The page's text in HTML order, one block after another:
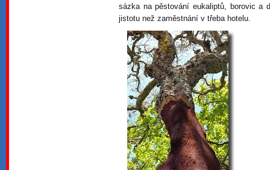
sázka na pěstování eukaliptů, borovic a
jistotu než zaměstnání v třeba hotelu.